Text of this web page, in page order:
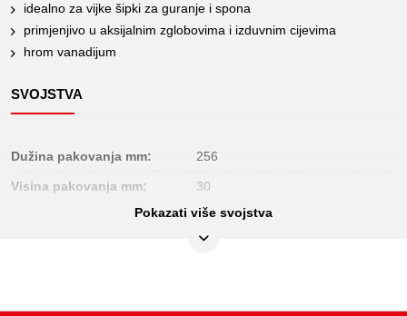
idealno za vijke šipki za guranje i spona
primjenjivo u aksijalnim zglobovima i izduvnim cijevima
hrom vanadijum
SVOJSTVA
Dužina pakovanja mm: 256
Visina pakovanja mm: 30
4-struko podesiv
30
Pokazati više svojstva